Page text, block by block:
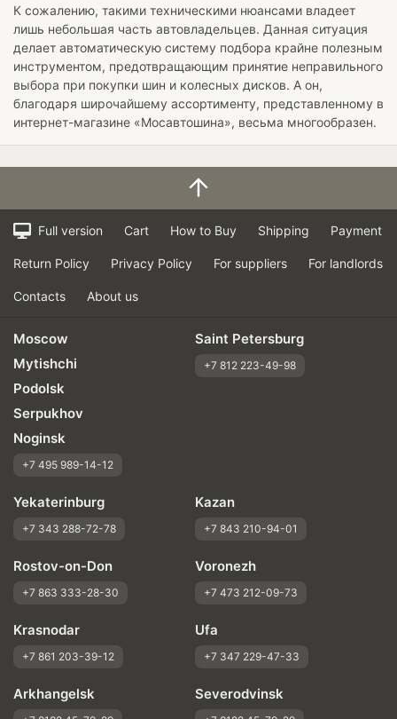
К сожалению, такими техническими нюансами владеет
лишь небольшая часть автовладельцев. Данная ситуация
делает автоматическую систему подбора крайне полезным
инструментом, предотвращающим принятие неправильного
выбора при покупки шин и колесных дисков. А он,
благодаря широчайшему ассортименту, представленному в
интернет-магазине «Мосавтошина», весьма многообразен.
Full version Cart How to Buy Shipping Payment
Return Policy Privacy Policy For suppliers For landlords
Contacts About us
Moscow
Mytishchi
Podolsk
Serpukhov
Noginsk
+7 495 989-14-12
Saint Petersburg
+7 812 223-49-98
Yekaterinburg
+7 343 288-72-78
Kazan
+7 843 210-94-01
Rostov-on-Don
+7 863 333-28-30
Voronezh
+7 473 212-09-73
Krasnodar
+7 861 203-39-12
Ufa
+7 347 229-47-33
Arkhangelsk Severodvinsk